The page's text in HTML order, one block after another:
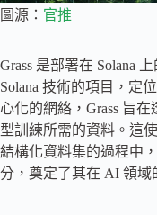
圖源： 官推
Grass 是部署在 Solana
Solana 技術的項目，定
心化的網絡，Grass 旨
型訓練所需的資料。這
結構化資料集的過程中
分，奠定了其在 AI 領域